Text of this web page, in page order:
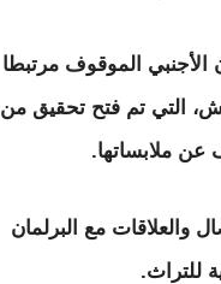
الموقوف مرتبطا
التي تم فتح تحقيق من
ملابساتها.
والعلاقات مع البرلمان
للتراث.